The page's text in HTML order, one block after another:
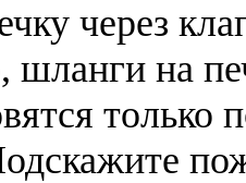
через
шланги на
только